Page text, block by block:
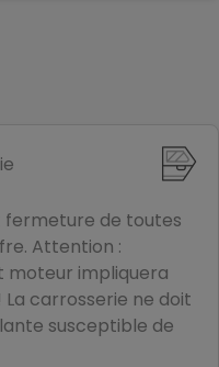
de toutes
Attention :
moteur impliquera
carrosserie ne doit
susceptible de